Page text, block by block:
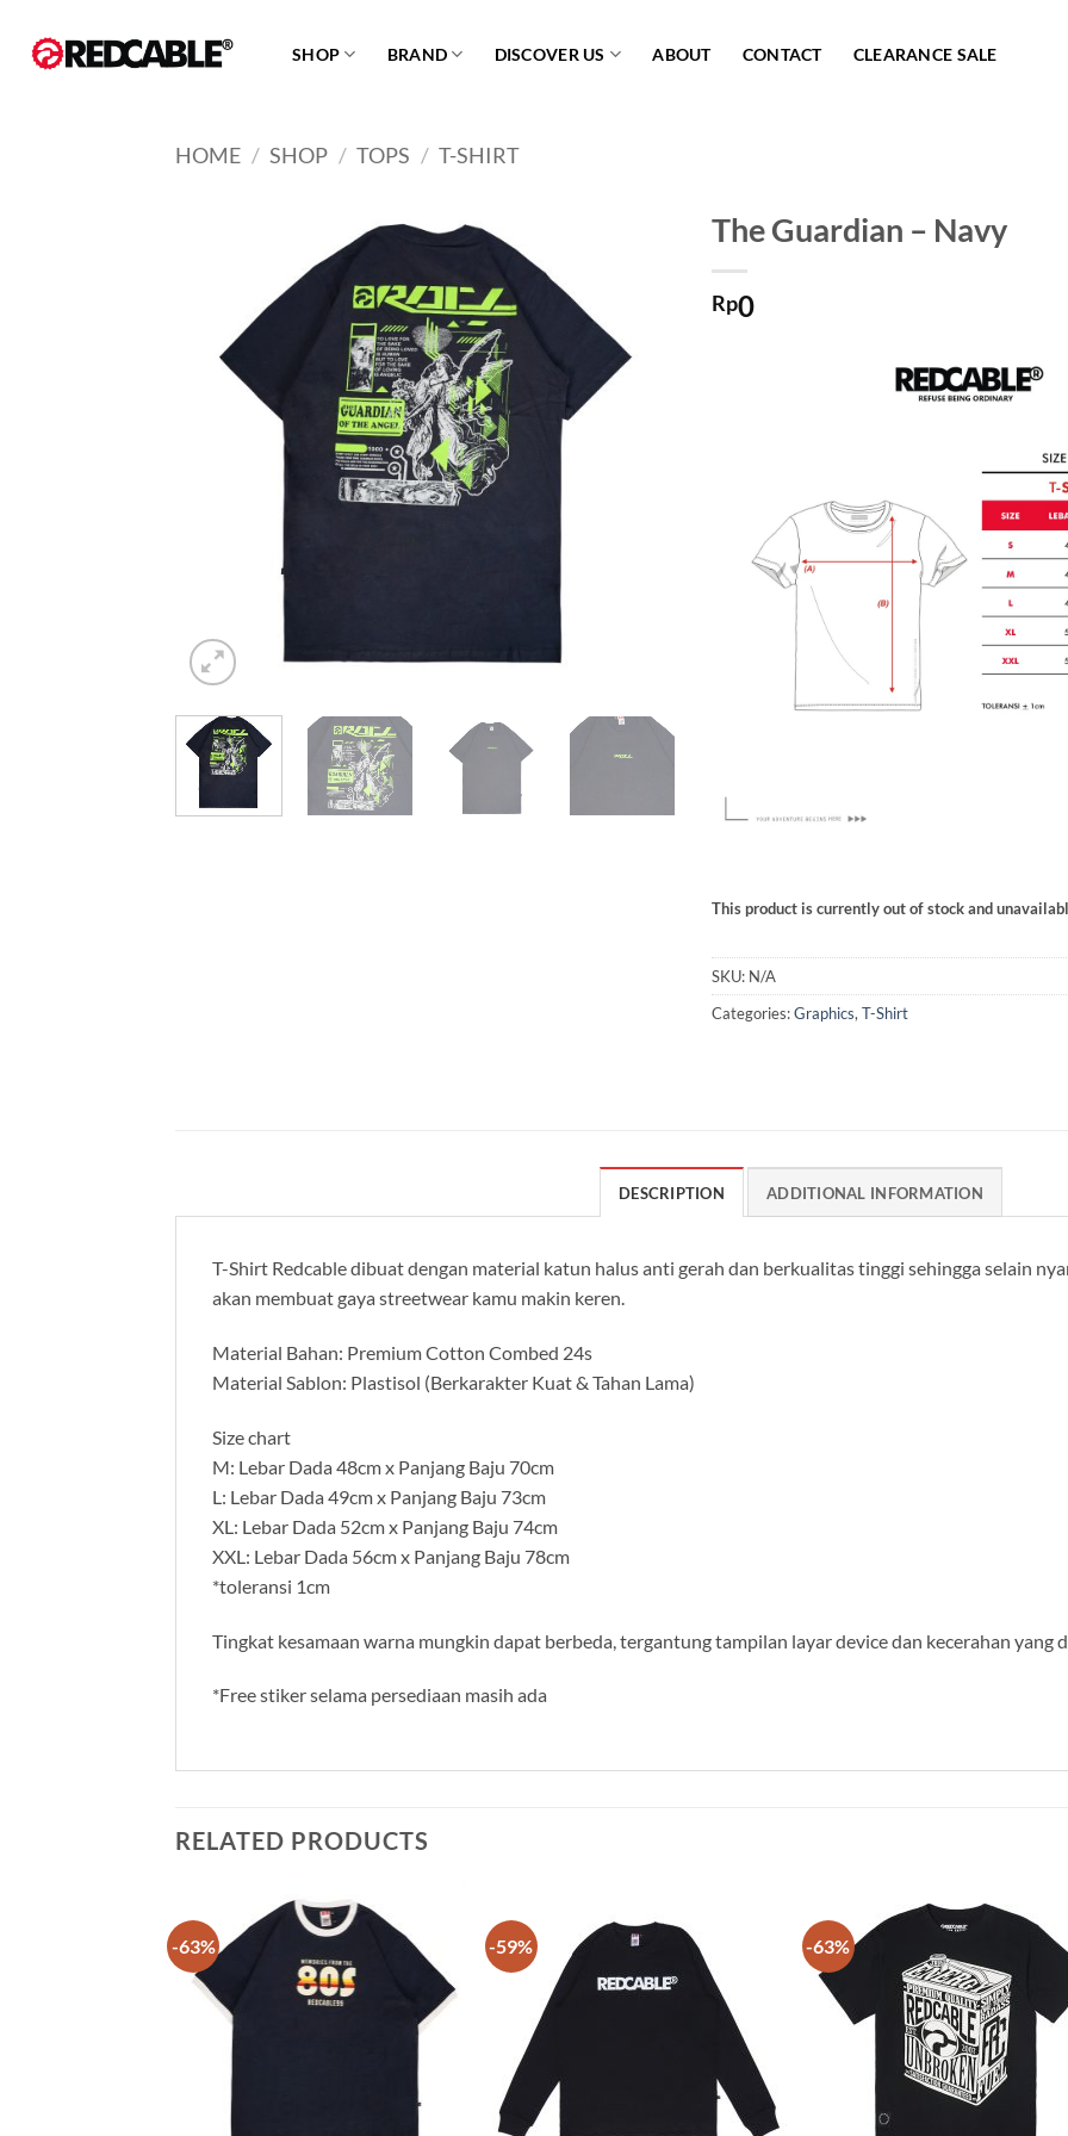
content
SHOP BRAND DISCOVER US ABOUT CONTACT CLEARANCE SALE
HOME / SHOP / TOPS / T-SHIRT
The Guardian – Navy
Rp0
This product is currently out of stock and
SKU: N/A
Categories:Graphics,T-Shirt
DESCRIPTION ADDITIONAL INFORMATION
T-Shirt Redcable dibuat dengan material katun halus anti gerah dan berkualitas tinggi sehingga selain
akan membuat gaya streetwear kamu makin keren.
Material Bahan: Premium Cotton Combed 24s
Material Sablon: Plastisol (Berkarakter Kuat & Tahan Lama)
Size chart
M: Lebar Dada 48cm x Panjang Baju 70cm
L: Lebar Dada 49cm x Panjang Baju 73cm
XL: Lebar Dada 52cm x Panjang Baju 74cm
XXL: Lebar Dada 56cm x Panjang Baju 78cm
*toleransi 1cm
Tingkat kesamaan warna mungkin dapat berbeda, tergantung tampilan layar device dan kecerahan yang
*Free stiker selama persediaan masih ada
RELATED PRODUCTS
-63%
Add to
wishlist
-59% -63%